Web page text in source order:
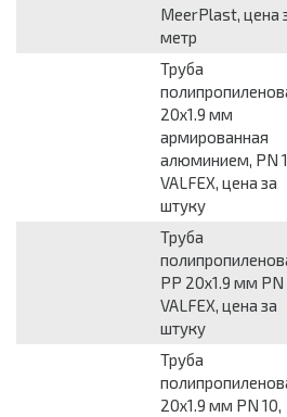
MeerPlast, цена
метр
Труба
20х1.9 мм
армированная
алюминием, PN
VALFEX, цена за
штуку
Труба
PP 20х1.9 мм PN
VALFEX, цена за
штуку
Труба
20х1.9 мм PN 10,